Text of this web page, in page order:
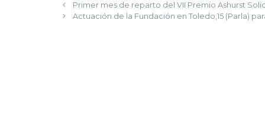
Primer mes de reparto del VII Premio Ashurst
Actuación de la Fundación en Toledo,15 (Parla)